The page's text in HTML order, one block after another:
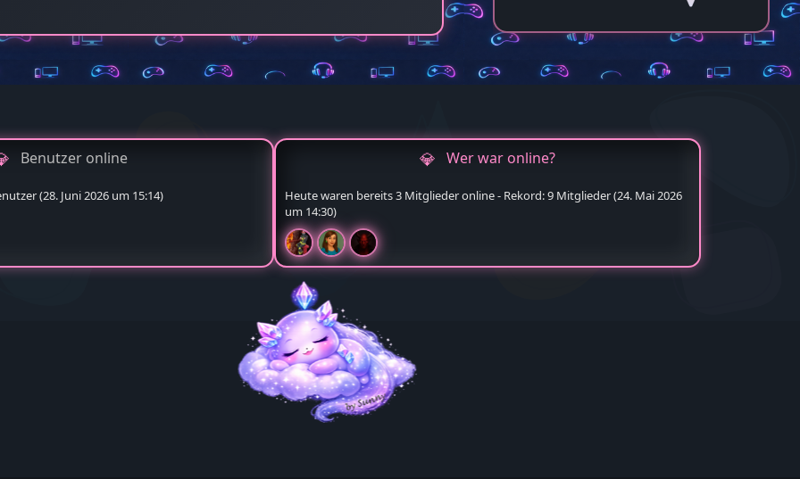
Benutzer online
(28. Juni 2026 um 15:14)
Wer war online?
Heute waren bereits 3 Mitglieder online - Rekord: 9 Mitglieder (24. Mai 2026
um 14:30)